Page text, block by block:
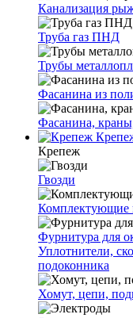
Канализация
Труба газ ПНД
Трубы
Фасанина из
Фасанина,
Крепеж
Гвозди
Комплектующие
Фурнитура для
Уплотнители,
подоконника
Хомут, цепи,